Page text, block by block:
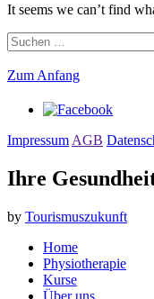
It seems we can’t find
Suchen
nach:
Zum Anfang
Impressum AGB
Ihre
by Tourismuszukunft
Home
Physiotherapie
Kurse
Über uns